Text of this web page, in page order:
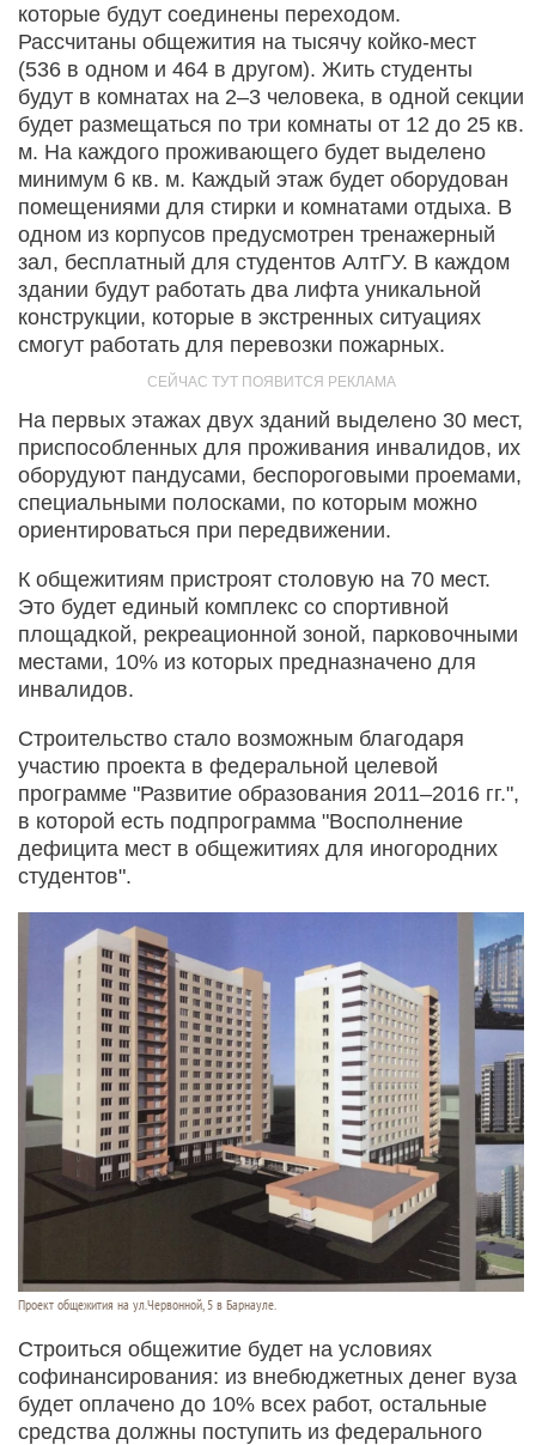
которые будут соединены переходом.
Рассчитаны общежития на тысячу койко-мест
(536 в одном и 464 в другом). Жить студенты
будут в комнатах на 2–3 человека, в одной секции
будет размещаться по три комнаты от 12 до 25 кв.
м. На каждого проживающего будет выделено
минимум 6 кв. м. Каждый этаж будет оборудован
помещениями для стирки и комнатами отдыха. В
одном из корпусов предусмотрен тренажерный
зал, бесплатный для студентов АлтГУ. В каждом
здании будут работать два лифта уникальной
конструкции, которые в экстренных ситуациях
смогут работать для перевозки пожарных.
На первых этажах двух зданий выделено 30 мест,
приспособленных для проживания инвалидов, их
оборудуют пандусами, беспороговыми проемами,
специальными полосками, по которым можно
ориентироваться при передвижении.
К общежитиям пристроят столовую на 70 мест.
Это будет единый комплекс со спортивной
площадкой, рекреационной зоной, парковочными
местами, 10% из которых предназначено для
инвалидов.
Строительство стало возможным благодаря
участию проекта в федеральной целевой
программе "Развитие образования 2011–2016 гг.",
в которой есть подпрограмма "Восполнение
дефицита мест в общежитиях для иногородних
студентов".
Проект общежития на ул.Червонной, 5 в Барнауле.
Строиться общежитие будет на условиях
софинансирования: из внебюджетных денег вуза
будет оплачено до 10% всех работ, остальные
средства должны поступить из федерального